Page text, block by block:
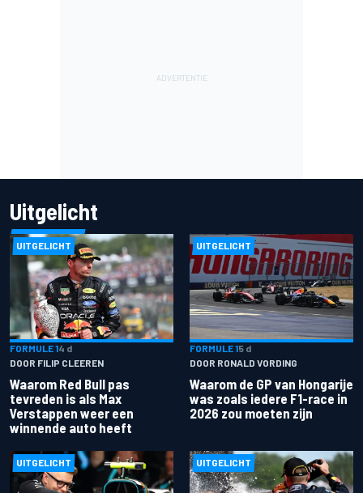
Uitgelicht
UITGELICHT
FORMULE 14 d
DOOR FILIP CLEEREN
Waarom Red Bull pas
tevreden is als Max
Verstappen weer een
winnende auto heeft
UITGELICHT
FORMULE 15 d
DOOR RONALD VORDING
Waarom de GP van Hongarije
was zoals iedere F1-race in
2026 zou moeten zijn
UITGELICHT UITGELICHT